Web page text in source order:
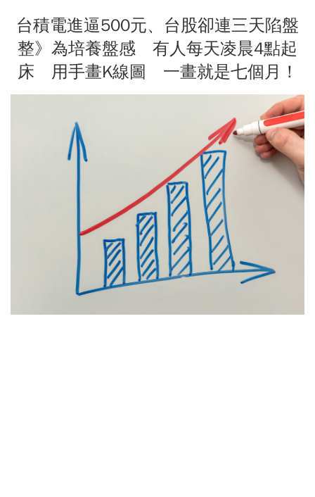
台積電進逼500元、台股卻連三天陷盤
整》為培養盤感 有人每天凌晨4點起
床 用手畫K線圖 一畫就是七個月！